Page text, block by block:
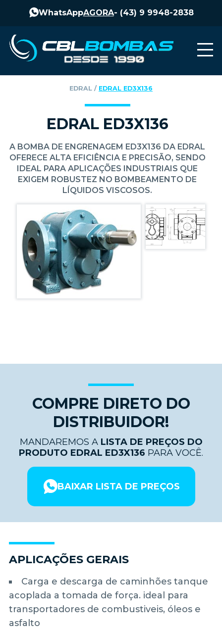
WhatsAppAGORA- (43) 9 9948-2838
EDRAL ‎ / ‎ EDRAL ED3X136
EDRAL ED3X136
A BOMBA DE ENGRENAGEM ED3X136 DA EDRAL
OFERECE ALTA EFICIÊNCIA E PRECISÃO, SENDO
IDEAL PARA APLICAÇÕES INDUSTRIAIS QUE
EXIGEM ROBUSTEZ NO BOMBEAMENTO DE
LÍQUIDOS VISCOSOS.
COMPRE DIRETO DO
DISTRIBUIDOR!
MANDAREMOS A LISTA DE PREÇOS DO
PRODUTO EDRAL ED3X136 PARA VOCÊ.
BAIXAR LISTA DE PREÇOS
APLICAÇÕES GERAIS
Carga e descarga de caminhões tanque
acoplada a tomada de força. ideal para
transportadores de combustiveis, óleos e
asfalto